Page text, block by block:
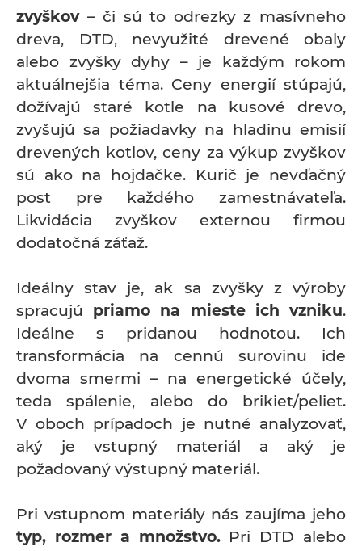
zvyškov– či sú to odrezky z masívneho
dreva, DTD, nevyužité drevené obaly
alebo zvyšky dyhy – je každým rokom
aktuálnejšia téma. Ceny energií stúpajú,
dožívajú staré kotle na kusové drevo,
zvyšujú sa požiadavky na hladinu emisií
drevených kotlov, ceny za výkup zvyškov
sú ako na hojdačke. Kurič je nevďačný
post pre každého zamestnávateľa.
Likvidácia zvyškov externou firmou
dodatočná záťaž.
Ideálny stav je, ak sa zvyšky z výroby
spracujú priamo na mieste ich vzniku.
Ideálne s pridanou hodnotou. Ich
transformácia na cennú surovinu ide
dvoma smermi – na energetické účely,
teda spálenie, alebo do brikiet/peliet.
V oboch prípadoch je nutné analyzovať,
aký je vstupný materiál a aký je
požadovaný výstupný materiál.
Pri vstupnom materiály nás zaujíma jeho
typ, rozmer a množstvo.Pri DTD alebo